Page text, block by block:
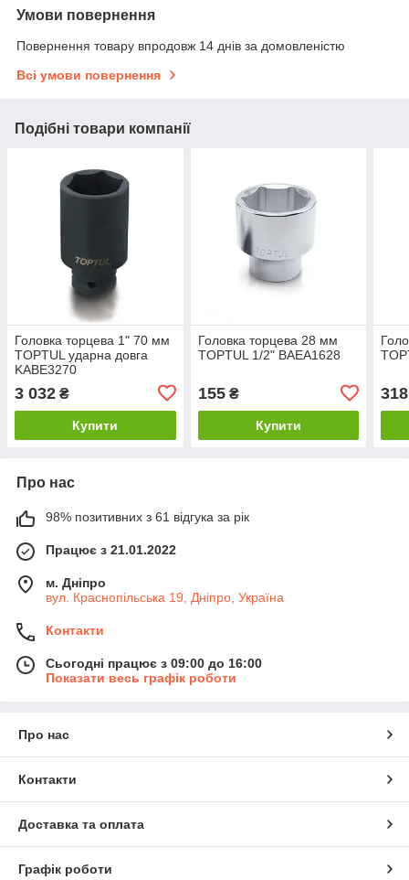
Умови повернення
Повернення товару впродовж 14 днів за домовленістю
Всі умови повернення
Подібні товари компанії
Головка торцева 1" 70 мм
TOPTUL ударна довга
KABE3270
3 032 ₴
Купити
Головка торцева 28 мм
TOPTUL 1/2" BAEA1628
155₴
Купити
318
Про нас
98% позитивних з 61 відгука за рік
Працює з 21.01.2022
м. Дніпро
вул. Краснопільська 19, Дніпро, Україна
Контакти
Сьогодні працює з 09:00 до 16:00
Показати весь графік роботи
Про нас
Контакти
Доставка та оплата
Графік роботи